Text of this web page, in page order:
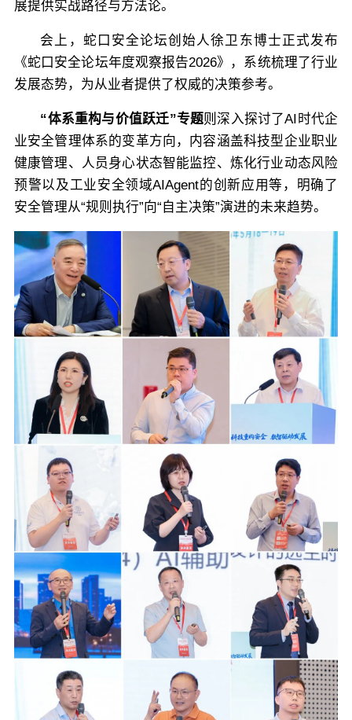
展提供实战路径与方法论。
会上，蛇口安全论坛创始人徐卫东博士正式发布
《蛇口安全论坛年度观察报告2026》，系统梳理了行业
发展态势，为从业者提供了权威的决策参考。
“体系重构与价值跃迁”专题则深入探讨了AI时代企
业安全管理体系的变革方向，内容涵盖科技型企业职业
健康管理、人员身心状态智能监控、炼化行业动态风险
预警以及工业安全领域AIAgent的创新应用等，明确了
安全管理从“规则执行”向“自主决策”演进的未来趋势。